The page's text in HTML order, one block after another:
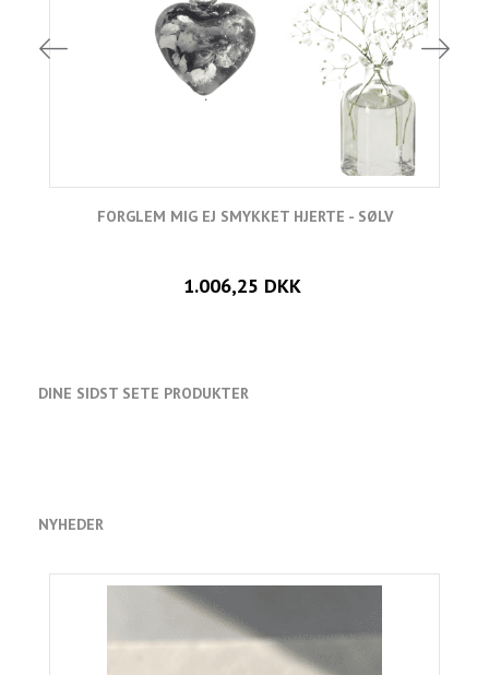
FORGLEM MIG EJ SMYKKET HJERTE - SØLV
1.006,25 DKK
DINE SIDST SETE PRODUKTER
NYHEDER